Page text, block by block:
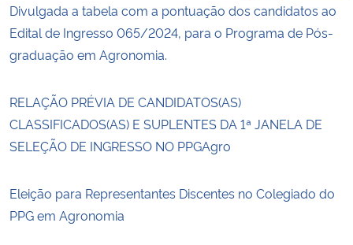
Divulgada a tabela com a pontuação dos candidatos ao
Edital de Ingresso 065/2024, para o Programa de Pós-
graduação em Agronomia.
RELAÇÃO PRÉVIA DE CANDIDATOS(AS)
CLASSIFICADOS(AS) E SUPLENTES DA 1ª JANELA DE
SELEÇÃO DE INGRESSO NO PPGAgro
Eleição para Representantes Discentes no Colegiado do
PPG em Agronomia